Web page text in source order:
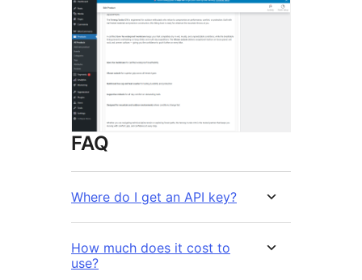
FAQ
Where do I get an API key?
How much does it cost to
use?